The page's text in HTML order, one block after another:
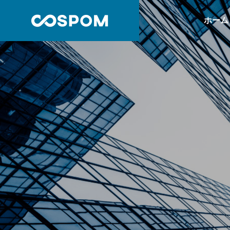
ホーム
会社情報
Company
PROFILE
BtoC
BtoC役割
事業内容
SERVICE
核心競争
Core